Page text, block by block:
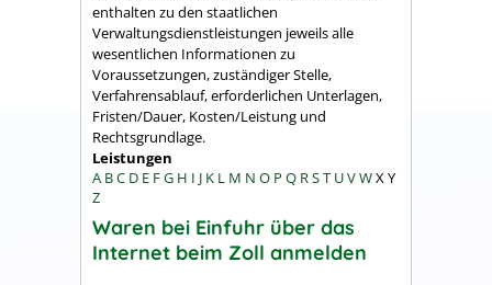
enthalten zu den staatlichen
Verwaltungsdienstleistungen jeweils alle
wesentlichen Informationen zu
Voraussetzungen, zuständiger Stelle,
Verfahrensablauf, erforderlichen Unterlagen,
Fristen/Dauer, Kosten/Leistung und
Rechtsgrundlage.
Leistungen
A BC D E FG H I J K L M N O P Q RST UVWX Y
Z
Waren bei Einfuhr über das
Internet beim Zoll anmelden